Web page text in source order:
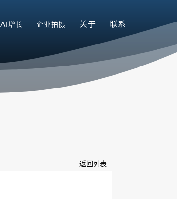
AI增长 企业拍摄 关于 联系
返回列表